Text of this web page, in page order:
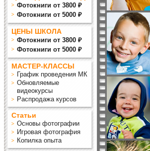
Фотокниги от 3800 ₽
Фотокниги от 5000 ₽
ЦЕНЫ ШКОЛА
Фотокниги от 3800 ₽
Фотокниги от 5000 ₽
МАСТЕР-КЛАССЫ
График проведения МК
Обновляемые
видеокурсы
Распродажа курсов
Статьи
Основы фотографии
Игровая фотография
Копилка опыта